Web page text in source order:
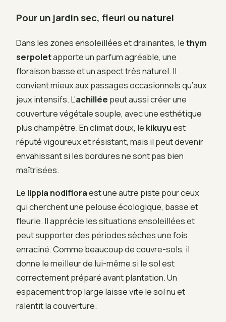
Pour un jardin sec, fleuri ou naturel
Dans les zones ensoleillées et drainantes, lethym
serpoletapporte un parfum agréable, une
floraison basse et un aspect très naturel. Il
convient mieux aux passages occasionnels qu’aux
jeux intensifs. L’achillée peut aussi créer une
couverture végétale souple, avec une esthétique
plus champêtre. En climat doux, le kikuyuest
réputé vigoureux et résistant, mais il peut devenir
envahissant si les bordures ne sont pas bien
maîtrisées.
Le lippia nodifloraest une autre piste pour ceux
qui cherchent une pelouse écologique, basse et
fleurie. Il apprécie les situations ensoleillées et
peut supporter des périodes sèches une fois
enraciné. Comme beaucoup de couvre-sols, il
donne le meilleur de lui-même si le sol est
correctement préparé avant plantation. Un
espacement trop large laisse vite le sol nu et
ralentit la couverture.